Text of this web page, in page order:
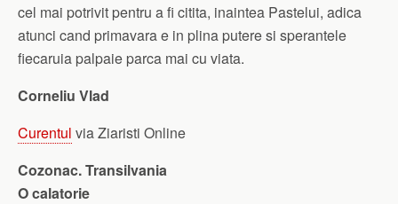
cel mai potrivit pentru a fi citita, inaintea Pastelui, adica
atunci cand primavara e in plina putere si sperantele
fiecaruia palpaie parca mai cu viata.
Corneliu Vlad
Curentul via Ziaristi Online
Cozonac. Transilvania
O calatorie